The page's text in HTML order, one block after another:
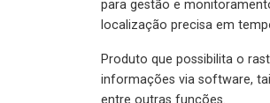
localização precisa em
Produto que possibilita o
informações via software,
entre outras funções.